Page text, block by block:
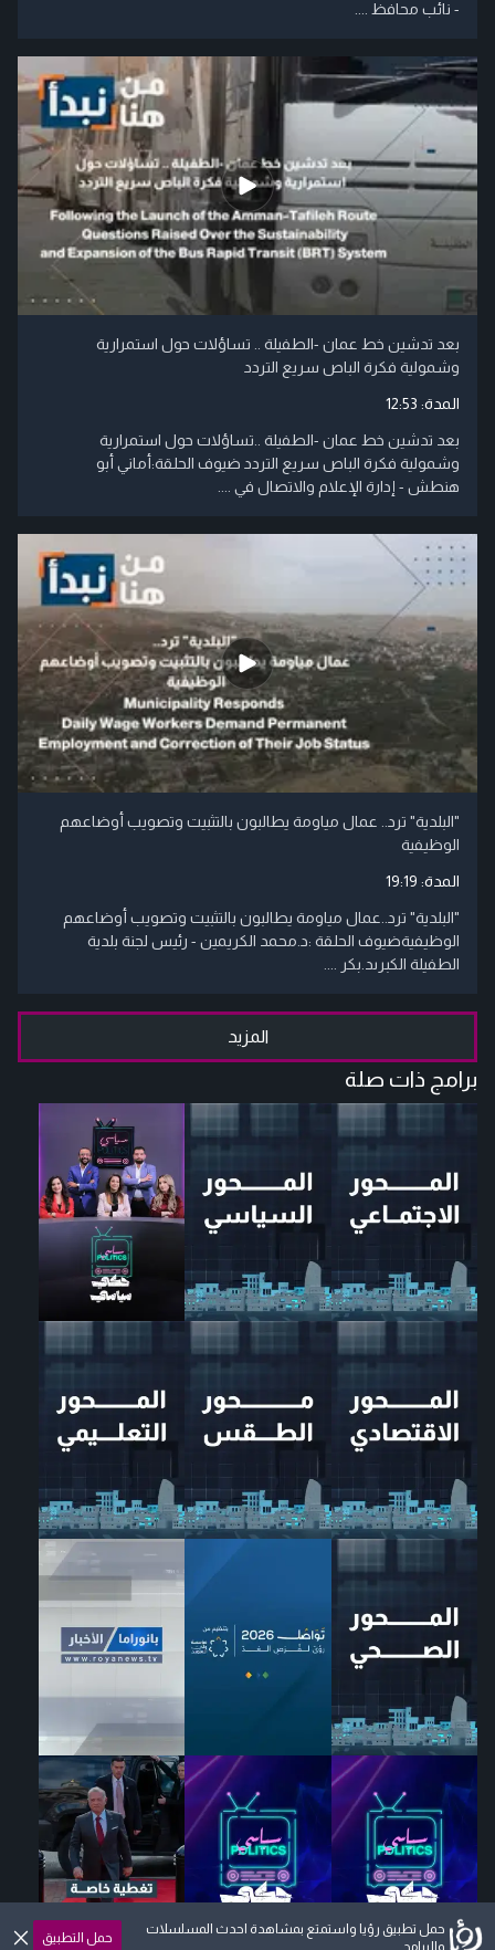
- نائب محافظ ....
بعد تدشين خط عمان -الطفيلة .. تساؤلات حول استمرارية
وشمولية فكرة الباص سريع التردد
المدة: 12:53
بعد تدشين خط عمان -الطفيلة ..تساؤلات حول استمرارية
وشمولية فكرة الباص سريع التردد ضيوف الحلقة:أماني أبو
هنطش - إدارة الإعلام والاتصال في ....
"البلدية" ترد.. عمال مياومة يطالبون بالتثبيت وتصويب أوضاعهم
الوظيفية
المدة: 19:19
"البلدية" ترد..عمال مياومة يطالبون بالتثبيت وتصويب أوضاعهم
الوظيفيةضيوف الحلقة :د.محمد الكريمين - رئيس لجنة بلدية
الطفيلة الكبرىد.بكر ....
المزيد
برامج ذات صلة
حمل تطبيق رؤيا واستمتع بمشاهدة احدث المسلسلات
والبرامج
حمل التطبيق